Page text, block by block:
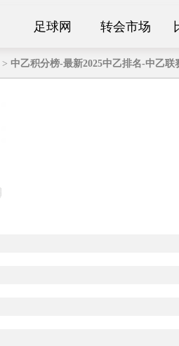
足球网 转会市场
> 中乙积分榜-最新2025中乙排名-中乙联